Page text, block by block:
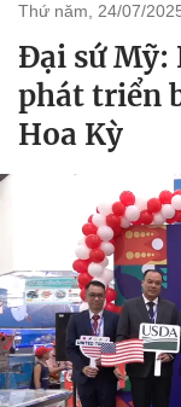
thứ năm, 24/07/
Đại sứ Mỹ:
phát triển
Hoa Kỳ